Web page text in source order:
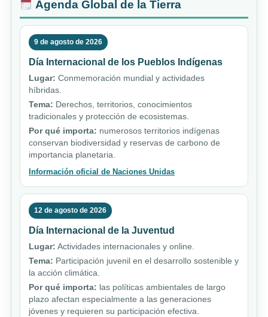
Agenda Global de la Tierra
9 de agosto de 2026
Día Internacional de los Pueblos Indígenas
Lugar: Conmemoración mundial y actividades
híbridas.
Tema: Derechos, territorios, conocimientos
tradicionales y protección de ecosistemas.
Por qué importa: numerosos territorios indígenas
conservan biodiversidad y reservas de carbono de
importancia planetaria.
Información oficial de Naciones Unidas
12 de agosto de 2026
Día Internacional de la Juventud
Lugar: Actividades internacionales y online.
Tema: Participación juvenil en el desarrollo sostenible y
la acción climática.
Por qué importa: las políticas ambientales de largo
plazo afectan especialmente a las generaciones
jóvenes y requieren su participación efectiva.